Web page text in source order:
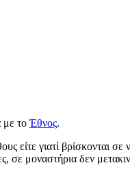
με τοΈθνος.
γιατί βρίσκονται σε
σε μοναστήρια δεν